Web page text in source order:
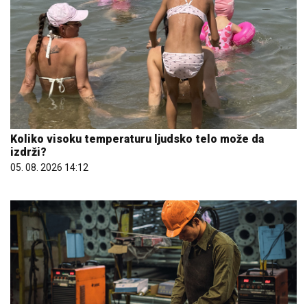
Koliko visoku temperaturu ljudsko telo može da
izdrži?
05. 08. 2026 14:12